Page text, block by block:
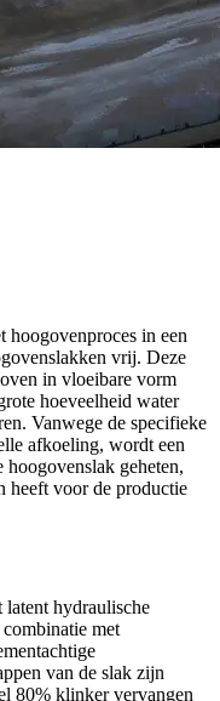
in een
vrij. Deze
in vloeibare vorm
hoeveelheid water
Vanwege de specifieke
afkoeling, wordt een
hoogovenslak geheten,
heeft voor de productie
latent hydraulische
met
van de slak zijn
80% klinker vervangen